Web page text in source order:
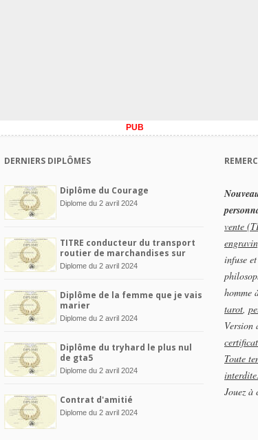
PUB
DERNIERS DIPLÔMES
Diplôme du Courage
Diplome du 2 avril 2024
TITRE conducteur du transport
routier de marchandises sur
tous véhicules
Diplome du 2 avril 2024
Diplôme de la femme que je vais
marier
Diplome du 2 avril 2024
Diplôme du tryhard le plus nul
de gta5
Diplome du 2 avril 2024
Contrat d'amitié
Diplome du 2 avril 2024
vente
infuse
homme
tarot,
Version
Toute
interdite.
Jouez à